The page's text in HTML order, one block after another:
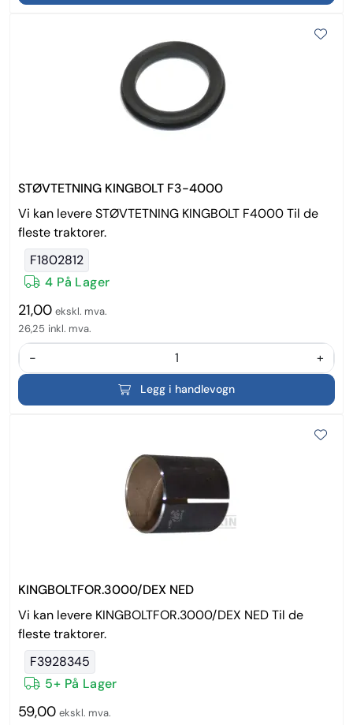
STØVTETNING KINGBOLT F3-4000
Vi kan levere STØVTETNING KINGBOLT F4000 Til de
fleste traktorer.
F1802812
4 På Lager
21,00 ekskl. mva.
26,25 inkl. mva.
- +
Legg i handlevogn
KINGBOLTFOR.3000/DEX NED
Vi kan levere KINGBOLTFOR.3000/DEX NED Til de
fleste traktorer.
F3928345
5+ På Lager
59,00 ekskl. mva.